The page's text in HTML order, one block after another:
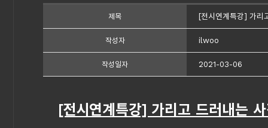
제목 [전시연계특강] 가리
작성자 ilwoo
작성일자 2021-03-06
[전시연계특강] 가리고 드러내는 사